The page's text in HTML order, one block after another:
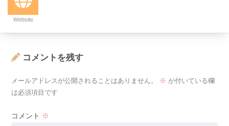
Website
コメントを残す
メールアドレスが公開されることはありません。 ※ が付いている欄
は必須項目です
コメント ※